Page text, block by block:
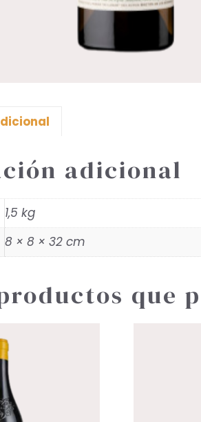
adicional
1,5 kg
8 × 8 × 32 cm
que